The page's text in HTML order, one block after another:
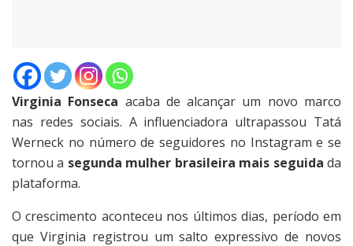
Virginia Fonseca acaba de alcançar um novo marco
nas redes sociais. A influenciadora ultrapassou Tatá
Werneck no número de seguidores no Instagram e se
tornou a segunda mulher brasileira mais seguida da
plataforma.
O crescimento aconteceu nos últimos dias, período em
que Virginia registrou um salto expressivo de novos